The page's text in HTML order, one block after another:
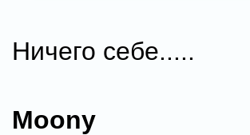
Ничего себе.....
Moony